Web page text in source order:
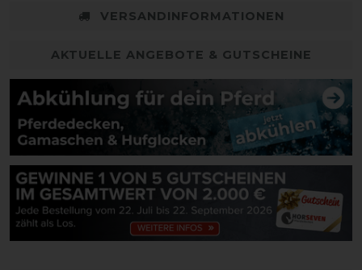
VERSANDINFORMATIONEN
AKTUELLE ANGEBOTE & GUTSCHEINE